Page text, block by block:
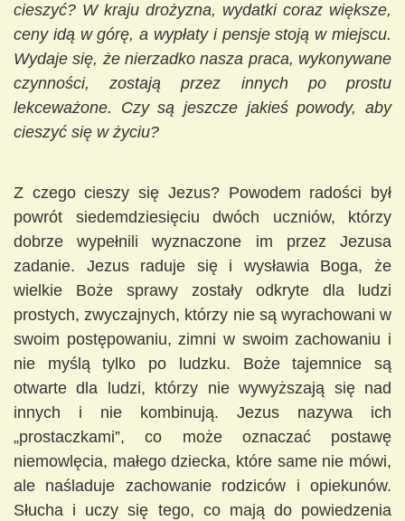
cieszyć? W kraju drożyzna, wydatki coraz większe,
ceny idą w górę, a wypłaty i pensje stoją w miejscu.
Wydaje się, że nierzadko nasza praca, wykonywane
czynności, zostają przez innych po prostu
lekceważone. Czy są jeszcze jakieś powody, aby
cieszyć się w życiu?
Z czego cieszy się Jezus? Powodem radości był
powrót siedemdziesięciu dwóch uczniów, którzy
dobrze wypełnili wyznaczone im przez Jezusa
zadanie. Jezus raduje się i wysławia Boga, że
wielkie Boże sprawy zostały odkryte dla ludzi
prostych, zwyczajnych, którzy nie są wyrachowani w
swoim postępowaniu, zimni w swoim zachowaniu i
nie myślą tylko po ludzku. Boże tajemnice są
otwarte dla ludzi, którzy nie wywyższają się nad
innych i nie kombinują. Jezus nazywa ich
„prostaczkami”, co może oznaczać postawę
niemowlęcia, małego dziecka, które same nie mówi,
ale naśladuje zachowanie rodziców i opiekunów.
Słucha i uczy się tego, co mają do powiedzenia